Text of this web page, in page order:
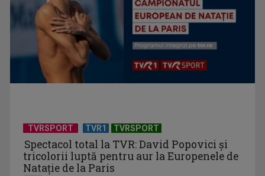
Universitatea de Vară, la Băile Tușnad | VIDEO
TVRSPORT TVR1 TVRSPORT
Spectacol total la TVR: David Popovici și
tricolorii luptă pentru aur la Europenele de
Natație de la Paris